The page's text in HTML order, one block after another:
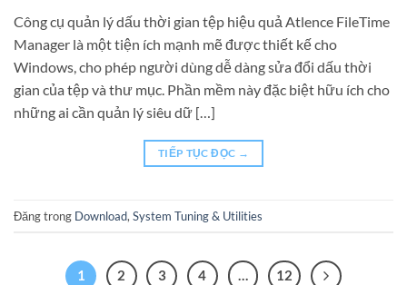
Công cụ quản lý dấu thời gian tệp hiệu quả Atlence FileTime
Manager là một tiện ích mạnh mẽ được thiết kế cho
Windows, cho phép người dùng dễ dàng sửa đổi dấu thời
gian của tệp và thư mục. Phần mềm này đặc biệt hữu ích cho
những ai cần quản lý siêu dữ […]
TIẾP TỤC ĐỌC →
Đăng trong Download, System Tuning & Utilities
1 2 3 4 … 12